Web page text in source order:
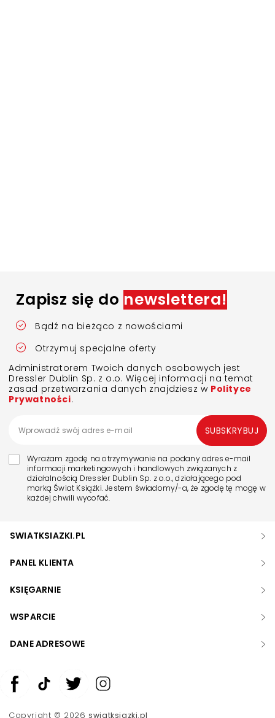
Zapisz się do newslettera!
Bądź na bieżąco z nowościami
Otrzymuj specjalne oferty
Administratorem Twoich danych osobowych jest
Dressler Dublin Sp. z o.o. Więcej informacji na temat
zasad przetwarzania danych znajdziesz w Polityce
Prywatności.
Wyrażam zgodę na otrzymywanie na podany adres e-mail
informacji marketingowych i handlowych związanych z
działalnością Dressler Dublin Sp. z o.o., działającego pod
marką Świat Książki. Jestem świadomy/-a, że zgodę tę mogę w
każdej chwili wycofać.
SUBSKRYBUJ
SWIATKSIAZKI.PL
PANEL KLIENTA
KSIĘGARNIE
WSPARCIE
DANE ADRESOWE
Copyright © 2026swiatksiazki.pl
Zwiększ rozmiar czcionki